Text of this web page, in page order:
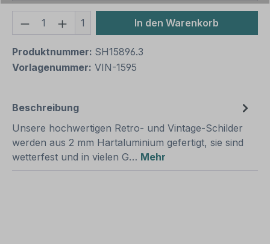
Produkt Anzahl: Gib den
1 In den Warenkorb
Produktnummer: SH15896.3
Vorlagenummer: VIN-1595
Beschreibung
Unsere hochwertigen Retro- und Vintage-Schilder
werden aus 2 mm Hartaluminium gefertigt, sie sind
wetterfest und in vielen G… Mehr